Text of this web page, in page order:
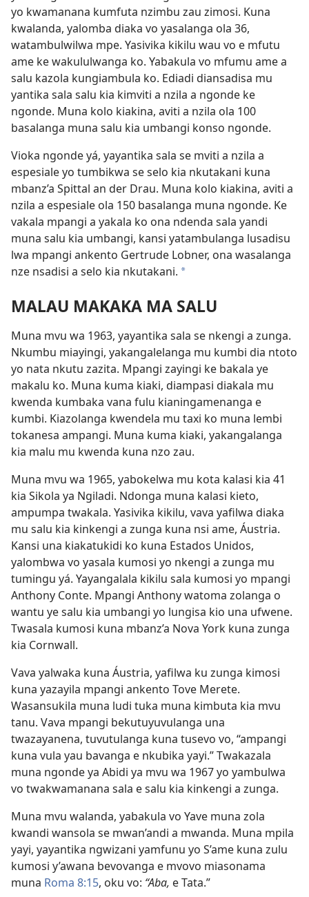
yo kwamanana kumfuta nzimbu zau zimosi. Kuna
kwalanda, yalomba diaka vo yasalanga ola 36,
watambulwilwa mpe. Yasivika kikilu wau vo e mfutu
ame ke wakululwanga ko. Yabakula vo mfumu ame a
salu kazola kungiambula ko. Ediadi diansadisa mu
yantika sala salu kia kimviti a nzila a ngonde ke
ngonde. Muna kolo kiakina, aviti a nzila ola 100
basalanga muna salu kia umbangi konso ngonde.
Vioka ngonde yá, yayantika sala se mviti a nzila a
espesiale yo tumbikwa se selo kia nkutakani kuna
mbanz’a Spittal an der Drau. Muna kolo kiakina, aviti a
nzila a espesiale ola 150 basalanga muna ngonde. Ke
vakala mpangi a yakala ko ona ndenda sala yandi
muna salu kia umbangi, kansi yatambulanga lusadisu
lwa mpangi ankento Gertrude Lobner, ona wasalanga
nze nsadisi a selo kia nkutakani. *
MALAU MAKAKA MA SALU
Muna mvu wa 1963, yayantika sala se nkengi a zunga.
Nkumbu miayingi, yakangalelanga mu kumbi dia ntoto
yo nata nkutu zazita. Mpangi zayingi ke bakala ye
makalu ko. Muna kuma kiaki, diampasi diakala mu
kwenda kumbaka vana fulu kianingamenanga e
kumbi. Kiazolanga kwendela mu taxi ko muna lembi
tokanesa ampangi. Muna kuma kiaki, yakangalanga
kia malu mu kwenda kuna nzo zau.
Muna mvu wa 1965, yabokelwa mu kota kalasi kia 41
kia Sikola ya Ngiladi. Ndonga muna kalasi kieto,
ampumpa twakala. Yasivika kikilu, vava yafilwa diaka
mu salu kia kinkengi a zunga kuna nsi ame, Áustria.
Kansi una kiakatukidi ko kuna Estados Unidos,
yalombwa vo yasala kumosi yo nkengi a zunga mu
tumingu yá. Yayangalala kikilu sala kumosi yo mpangi
Anthony Conte. Mpangi Anthony watoma zolanga o
wantu ye salu kia umbangi yo lungisa kio una ufwene.
Twasala kumosi kuna mbanz’a Nova York kuna zunga
kia Cornwall.
Vava yalwaka kuna Áustria, yafilwa ku zunga kimosi
kuna yazayila mpangi ankento Tove Merete.
Wasansukila muna ludi tuka muna kimbuta kia mvu
tanu. Vava mpangi bekutuyuvulanga una
twazayanena, tuvutulanga kuna tusevo vo, “ampangi
kuna vula yau bavanga e nkubika yayi.” Twakazala
muna ngonde ya Abidi ya mvu wa 1967 yo yambulwa
vo twakwamanana sala e salu kia kinkengi a zunga.
Muna mvu walanda, yabakula vo Yave muna zola
kwandi wansola se mwan’andi a mwanda. Muna mpila
yayi, yayantika ngwizani yamfunu yo S’ame kuna zulu
kumosi y’awana bevovanga e mvovo miasonama
muna Roma 8:15, oku vo: “Aba, e Tata.”